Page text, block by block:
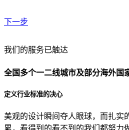
下一步
贵公司预算范围是？
贵公司的团队规模是？
目前主要的营销渠道是？
我们的服务已触达
全国多个一二线城市及部分海外国
定义行业标准的决心
美观的设计瞬间夺人眼球，而扎实
累，看得到的看不到的我们都努力